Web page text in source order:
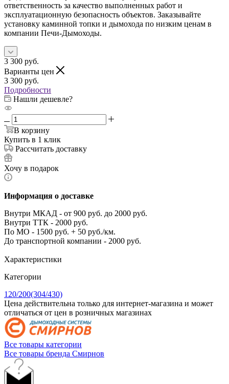
ответственность за качество выполненных работ и
эксплуатационную безопасность объектов. Заказывайте
установку каминной топки и дымохода по низким ценам в
компании Печи-Дымоходы.
3 300 руб.
Варианты цен
3 300 руб.
Подробности
Нашли дешевле?
В корзину
Купить в 1 клик
Рассчитать доставку
Хочу в подарок
Информация о доставке
Внутри МКАД - от 900 руб. до 2000 руб.
Внутри ТТК - 2000 руб.
По МО - 1500 руб. + 50 руб./км.
До транспортной компании - 2000 руб.
Характеристики
Категории
120/200(304/430)
Цена действительна только для интернет-магазина и может
отличаться от цен в розничных магазинах
Все товары категории
Все товары бренда Смирнов